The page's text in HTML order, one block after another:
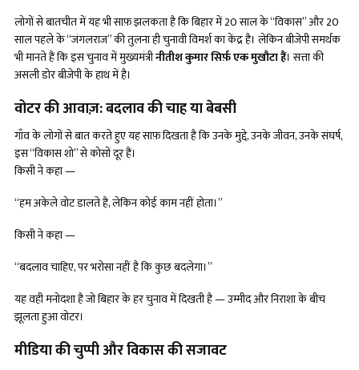
लोगों से बातचीत में यह भी साफ़ झलकता है कि बिहार में 20 साल के “विकास” और 20
साल पहले के “जंगलराज” की तुलना ही चुनावी विमर्श का केंद्र है। लेकिन बीजेपी समर्थक
भी मानते हैं कि इस चुनाव में मुख्यमंत्रीनीतीश कुमार सिर्फ़ एक मुखौटा हैं। सत्ता की
असली डोर बीजेपी के हाथ में है।
वोटर की आवाज़: बदलाव की चाह या बेबसी
गाँव के लोगों से बात करते हुए यह साफ़ दिखता है कि उनके मुद्दे, उनके जीवन, उनके संघर्ष,
इस “विकास शो” से कोसों दूर हैं।
किसी ने कहा —
“हम अकेले वोट डालते हैं, लेकिन कोई काम नहीं होता।”
किसी ने कहा —
“बदलाव चाहिए, पर भरोसा नहीं है कि कुछ बदलेगा।”
यह वही मनोदशा है जो बिहार के हर चुनाव में दिखती है — उम्मीद और निराशा के बीच
झूलता हुआ वोटर।
मीडिया की चुप्पी और विकास की सजावट